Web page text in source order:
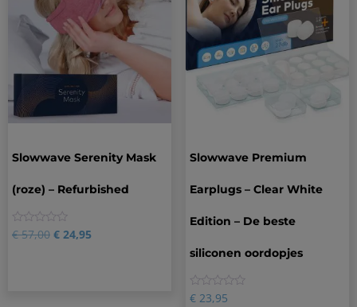
Slowwave Serenity Mask
(roze) – Refurbished
0
€57,00 € 24,95
Slowwave Premium
Earplugs – Clear White
Edition – De beste
siliconen oordopjes
0
€23,95